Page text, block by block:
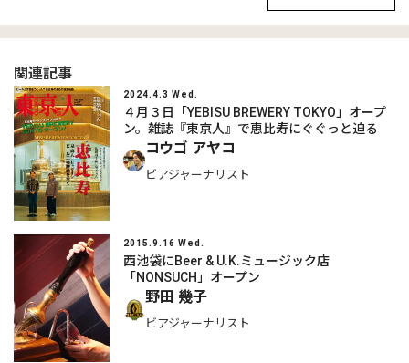
関連記事
2024.4.3 Wed.
４月３日「YEBISU BREWERY TOKYO」オープ
ン。雑誌『東京人』で恵比寿にぐぐっと迫る
コウゴ アヤコ
ビアジャーナリスト
2015.9.16 Wed.
西池袋にBeer & U.K.ミュージック店
「NONSUCH」オープン
野田 幾子
ビアジャーナリスト